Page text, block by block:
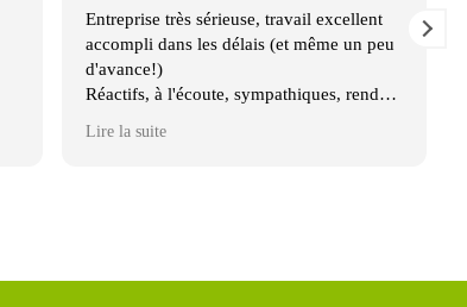
Entreprise très sérieuse, travail excellent
accompli dans les délais (et même un peu
d'avance!)
Réactifs, à l'écoute, sympathiques, rendu
Lire la suite